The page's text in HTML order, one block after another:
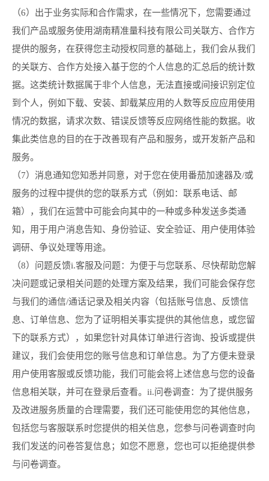
（6）出于业务实际和合作需求，在一些情况下，您需要通过
我们产品或服务使用湖南精准量科技有限公司关联方、合作方
提供的服务，在获得您主动授权同意的基础上，我们会从我们
的关联方、合作方处接入基于您的个人信息的汇总后的统计数
据。这类统计数据属于非个人信息，无法直接或间接识别定位
到个人，例如下载、安装、卸载某应用的人数等反应应用使用
情况的数据，请求次数、错误反馈等反应网络性能的数据。收
集此类信息的目的在于改善现有产品和服务，或开发新产品和
服务。
（7）消息通知您知悉并同意，对于您在使用番茄加速器及/或
服务的过程中提供的您的联系方式（例如：联系电话、邮
箱），我们在运营中可能会向其中的一种或多种发送多类通
知，用于用户消息告知、身份验证、安全验证、用户使用体验
调研、争议处理等用途。
（8）问题反馈i.客服及问题：为便于与您联系、尽快帮助您解
决问题或记录相关问题的处理方案及结果，我们可能会保存您
与我们的通信/通话记录及相关内容（包括账号信息、反馈信
息、订单信息、您为了证明相关事实提供的其他信息，或您留
下的联系方式），如果您针对具体订单进行咨询、投诉或提供
建议，我们会使用您的账号信息和订单信息。为了方便未登录
用户使用客服或反馈功能，我们可能会将上述信息与您的设备
信息相关联，并可在登录后查看。ii.问卷调查：为了提供服务
及改进服务质量的合理需要，我们还可能使用您的其他信息，
包括您与客服联系时您提供的相关信息，您参与问卷调查时向
我们发送的问卷答复信息；如您不愿意，您也可以拒绝提供参
与问卷调查。